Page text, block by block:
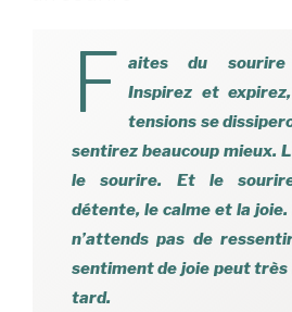
F aites du sourire
Inspirez et
tensions se
sentirez beaucoup mieux.
le sourire. Et le
détente, le calme et la
n’attends pas de
sentiment de joie peut très
tard.